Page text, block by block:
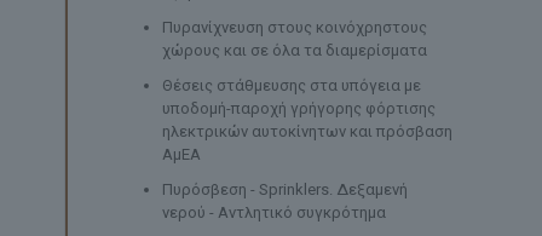
Πυρανίχνευση στους κοινόχρηστους
χώρους και σε όλα τα διαμερίσματα
Θέσεις στάθμευσης στα υπόγεια με
υποδομή-παροχή γρήγορης φόρτισης
ηλεκτρικών αυτοκίνητων και πρόσβαση
ΑμΕΑ
Πυρόσβεση - Sprinklers. Δεξαμενή
νερού - Αντλητικό συγκρότημα